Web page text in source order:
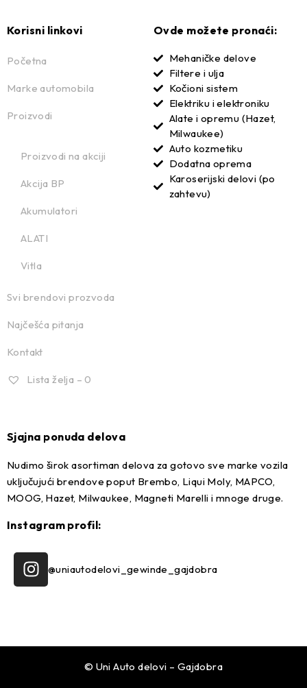
Korisni linkovi
Početna
Marke automobila
Proizvodi
Proizvodi na akciji
Akcija BP
Akumulatori
ALATI
Vitla
Svi brendovi prozvoda
Najčešća pitanja
Kontakt
Lista želja – 0
Ovde možete pronaći:
Mehaničke delove
Filtere i ulja
Kočioni sistem
Elektriku i elektroniku
Alate i opremu (Hazet,
Milwaukee)
Auto kozmetiku
Dodatna oprema
Karoserijski delovi (po
zahtevu)
Sjajna ponuda delova
Nudimo širok asortiman delova za gotovo sve marke vozila
uključujući brendove poput Brembo, Liqui Moly, MAPCO,
MOOG, Hazet, Milwaukee, Magneti Marelli i mnoge druge.
Instagram profil:
@uniautodelovi_gewinde_gajdobra
© Uni Auto delovi – Gajdobra